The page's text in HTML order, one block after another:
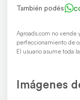
También podés
Agroads.com no vende
perfeccionamiento de
El usuario asume toda
Imágenes